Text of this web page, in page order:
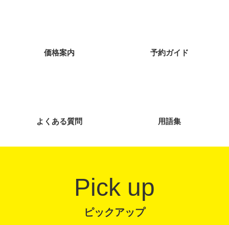
価格案内 予約ガイド
よくある質問 用語集
Pick up
ピックアップ